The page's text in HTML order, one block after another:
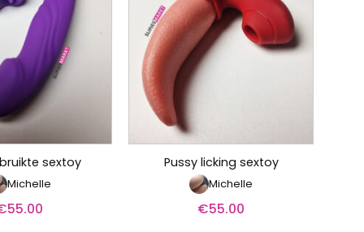
sextoy
Michelle
55.00
Pussy licking sextoy
Michelle
€55.00